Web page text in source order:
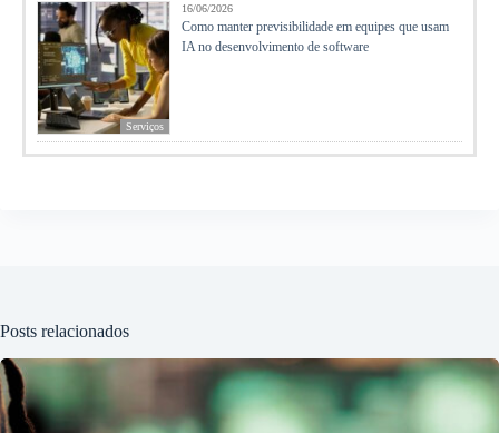
Serviços
16/06/2026
Como manter previsibilidade em equipes que usam
IA no desenvolvimento de software
Posts relacionados